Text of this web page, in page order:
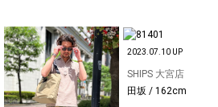
2023.07.10 UP
SHIPS 大宮店
田坂 / 162cm